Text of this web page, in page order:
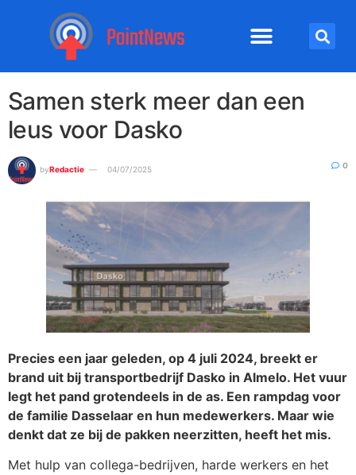
Samen sterk meer dan een
leus voor Dasko
byRedactie 04/07/2025 0
Precies een jaar geleden, op 4 juli 2024, breekt er
brand uit bij transportbedrijf Dasko in Almelo. Het vuur
legt het pand grotendeels in de as. Een rampdag voor
de familie Dasselaar en hun medewerkers. Maar wie
denkt dat ze bij de pakken neerzitten, heeft het mis.
Met hulp van collega-bedrijven, harde werkers en het